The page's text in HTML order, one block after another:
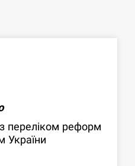
переліком реформ
України